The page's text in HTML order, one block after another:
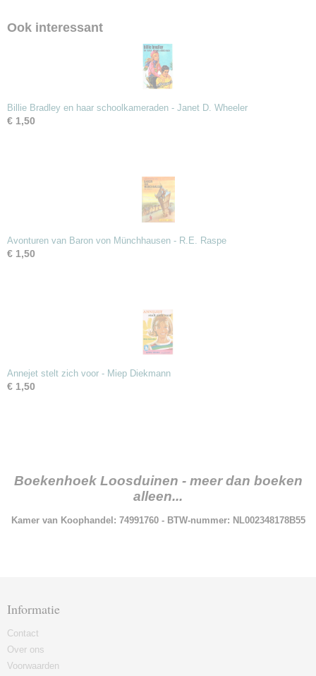
Ook interessant
Billie Bradley en haar schoolkameraden - Janet D. Wheeler
€ 1,50
Avonturen van Baron von Münchhausen - R.E. Raspe
€ 1,50
Annejet stelt zich voor - Miep Diekmann
€ 1,50
Boekenhoek Loosduinen - meer dan boeken
alleen...
Kamer van Koophandel: 74991760 - BTW-nummer: NL002348178B55
Informatie
Contact
Over ons
Voorwaarden